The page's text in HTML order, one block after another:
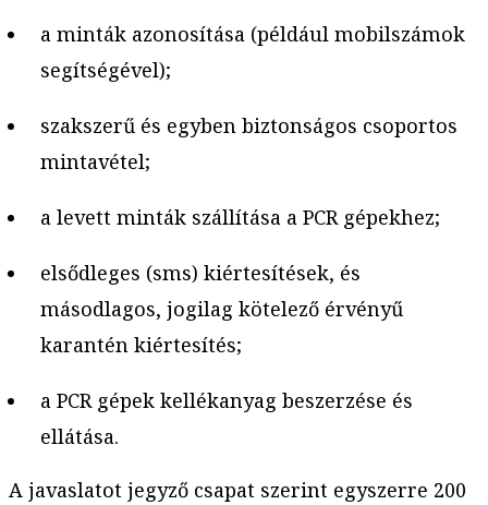
a minták azonosítása (például mobilszámok
segítségével);
szakszerű és egyben biztonságos csoportos
mintavétel;
a levett minták szállítása a PCR gépekhez;
elsődleges (sms) kiértesítések, és
másodlagos, jogilag kötelező érvényű
karantén kiértesítés;
a PCR gépek kellékanyag beszerzése és
ellátása.
A javaslatot jegyző csapat szerint egyszerre 200